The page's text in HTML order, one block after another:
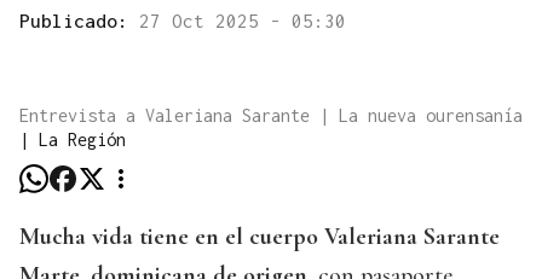
Publicado: 27 Oct 2025 - 05:30
Entrevista a Valeriana Sarante | La nueva ourensanía
| La Región
Mucha vida tiene en el cuerpo Valeriana Sarante